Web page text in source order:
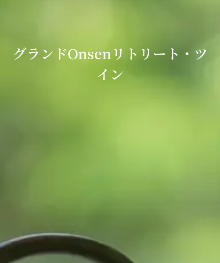
グランドOnsenリトリート・ツ
イン